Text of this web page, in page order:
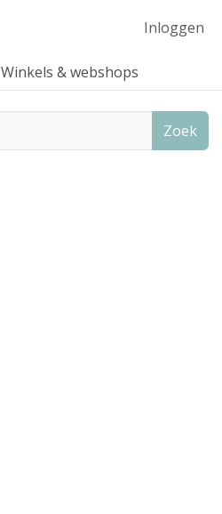
Inloggen
Winkels & webshops
Zoek